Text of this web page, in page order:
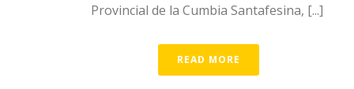
Provincial de la Cumbia Santafesina, [...]
READ MORE